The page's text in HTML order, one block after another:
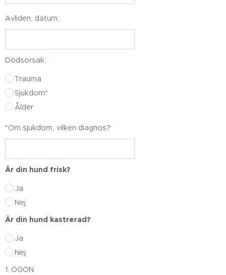
Avliden, datum:
Dödsorsak:
Trauma
Sjukdom*
Ålder
*Om sjukdom, vilken diagnos?
Är din hund frisk?
Ja
Nej
Är din hund kastrerad?
Ja
Nej
1. ÖGON